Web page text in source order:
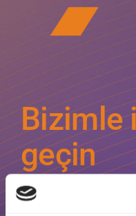
Bizimle
geçin